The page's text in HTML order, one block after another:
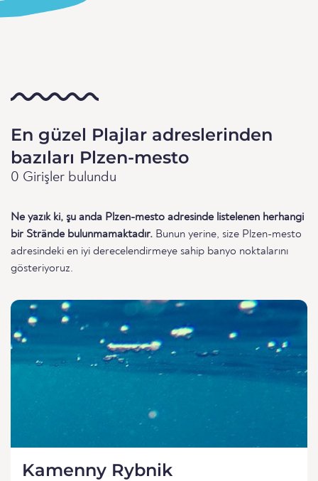
En güzel Plajlar adreslerinden
bazıları Plzen-mesto
0 Girişler bulundu
Ne yazık ki, şu anda Plzen-mesto adresinde listelenen herhangi
bir Strände bulunmamaktadır. Bunun yerine, size Plzen-mesto
adresindeki en iyi derecelendirmeye sahip banyo noktalarını
gösteriyoruz.
Kamenny Rybnik